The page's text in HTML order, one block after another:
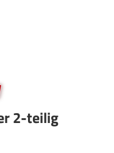
2-teilig